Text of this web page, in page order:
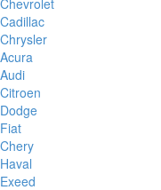
Cadillac
Chrysler
Acura
Audi
Citroen
Dodge
Fiat
Chery
Haval
Exeed